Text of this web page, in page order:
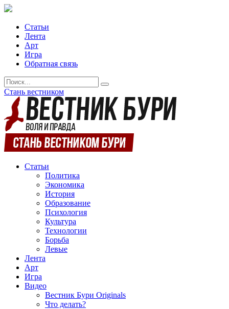
Статьи
Лента
Арт
Игра
Обратная связь
Стань вестником
Статьи
Политика
Экономика
История
Образование
Психология
Культура
Технологии
Борьба
Левые
Лента
Арт
Игра
Видео
Вестник Бури Originals
Что делать?